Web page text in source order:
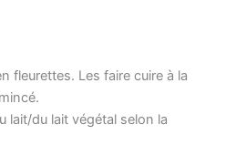
fleurettes. Les faire cuire à la
lait/du lait végétal selon la